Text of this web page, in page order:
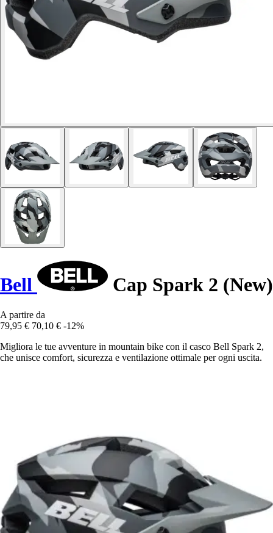
Bell Cap Spark 2 (New)
A partire da
79,95 € 70,10 € -12%
Migliora le tue avventure in mountain bike con il casco Bell Spark 2,
che unisce comfort, sicurezza e ventilazione ottimale per ogni uscita.